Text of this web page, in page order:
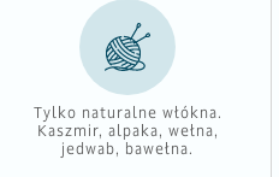
Tylko naturalne włókna.
Kaszmir, alpaka, wełna,
jedwab, bawełna.